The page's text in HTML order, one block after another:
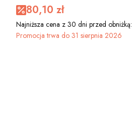
80,10 zł
Najniższa cena z 30 dni przed obniżką:
Promocja trwa do 31 sierpnia 2026